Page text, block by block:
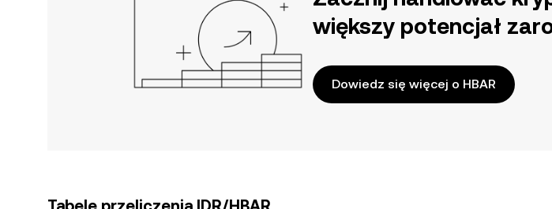
większy potencjał
Dowiedz się więcej o HBAR